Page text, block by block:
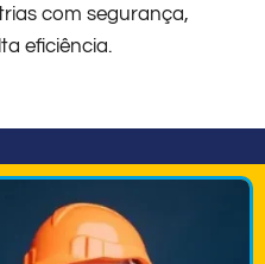
com segurança,
eficiência.